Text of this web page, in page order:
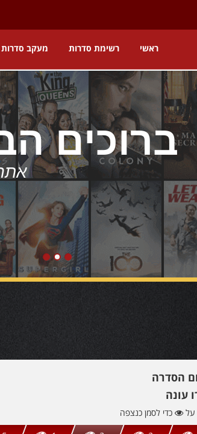
ראשי רשימת סדרות מעקב סדרות
הסדרה
עונה
על
כדי לסמן כנצפה